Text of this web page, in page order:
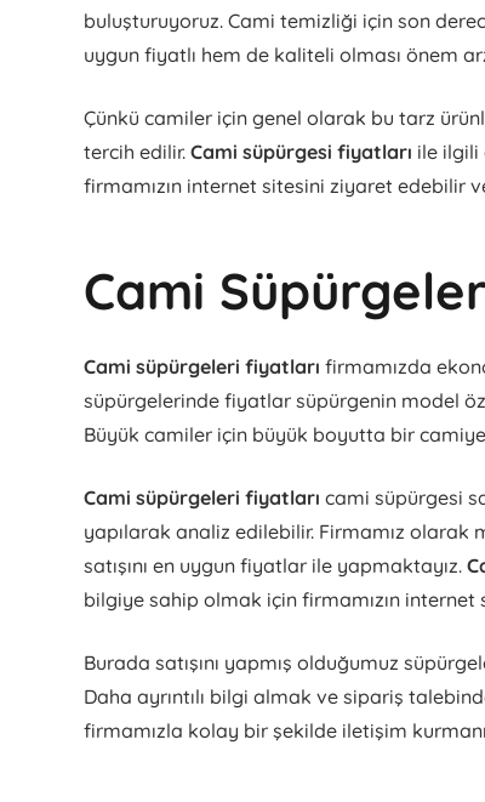
buluşturuyoruz. Cami temizliği için son
uygun fiyatlı hem de kaliteli olması önem
Çünkü camiler için genel olarak bu tarz
tercih edilir.Cami süpürgesi fiyatları ile ilgili
firmamızın internet sitesini ziyaret edebilir
Cami
Cami süpürgeleri fiyatlarıfirmamızda
süpürgelerinde fiyatlar süpürgenin model
Büyük camiler için büyük boyutta bir
Cami süpürgeleri fiyatlarıcami süpürgesi
yapılarak analiz edilebilir. Firmamız
satışını en uygun fiyatlar ile yapmaktayız.
bilgiye sahip olmak için firmamızın
Burada satışını yapmış olduğumuz
Daha ayrıntılı bilgi almak ve sipariş
firmamızla kolay bir şekilde iletişim